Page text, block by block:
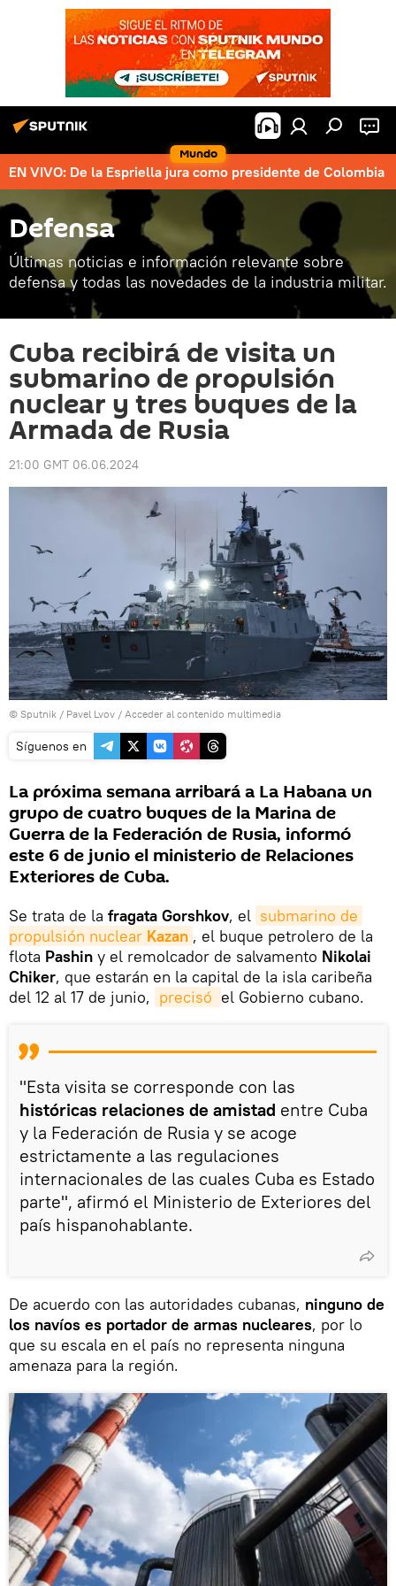
Mundo
EN VIVO: De la Espriella jura como presidente de Colombia
Defensa
Últimas noticias e información relevante sobre
defensa y todas las novedades de la industria militar.
Cuba recibirá de visita un
submarino de propulsión
nuclear y tres buques de la
Armada de Rusia
21:00 GMT 06.06.2024
© Sputnik / Pavel Lvov / Acceder al contenido multimedia
Síguenos en
La próxima semana arribará a La Habana un
grupo de cuatro buques de la Marina de
Guerra de la Federación de Rusia, informó
este 6 de junio el ministerio de Relaciones
Exteriores de Cuba.
Se trata de la fragata Gorshkov, el submarino de
propulsión nuclear Kazan , el buque petrolero de la
flota Pashin y el remolcador de salvamento Nikolai
Chiker, que estarán en la capital de la isla caribeña
del 12 al 17 de junio, precisó el Gobierno cubano.
"Esta visita se corresponde con las
históricas relaciones de amistad entre Cuba
y la Federación de Rusia y se acoge
estrictamente a las regulaciones
internacionales de las cuales Cuba es Estado
parte", afirmó el Ministerio de Exteriores del
país hispanohablante.
De acuerdo con las autoridades cubanas, ninguno de
los navíos es portador de armas nucleares, por lo
que su escala en el país no representa ninguna
amenaza para la región.